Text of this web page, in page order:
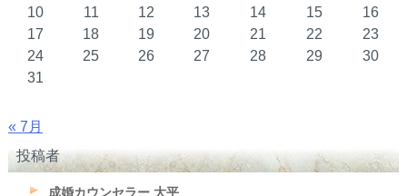
10
11 12 13 14 15
16
17
18 19 20 21 22
23
24
25 26 27 28 29
30
31
« 7月
投稿者
成婚カウンセラー 大平